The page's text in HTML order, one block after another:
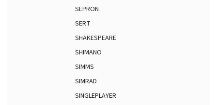
SEPRON
SERT
SHAKESPEARE
SHIMANO
SIMMS
SIMRAD
SINGLEPLAYER